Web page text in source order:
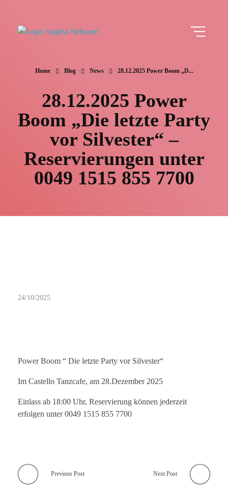
Angela Nebauer
Schlagermusik und mehr
Home Blog News 28.12.2025 Power Boom „D...
28.12.2025 Power
Boom „Die letzte Party
vor Silvester“ –
Reservierungen unter
0049 1515 855 7700
2
1
2
.
2
2
5
24/10/2025
Power Boom “ Die letzte Party vor Silvester“
Im Castello Tanzcafe, am 28.Dezember 2025
Einlass ab 18:00 Uhr, Reservierung können jederzeit
erfolgen unter 0049 1515 855 7700
Previous Post Next Post